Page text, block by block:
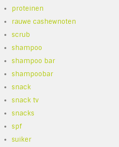
proteinen
rauwe cashewnoten
scrub
shampoo
shampoo bar
shampoobar
snack
snack tv
snacks
spf
suiker